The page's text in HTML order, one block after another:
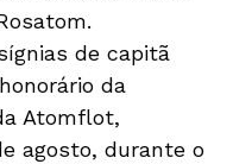
de capitã
da
Atomflot,
agosto, durante o